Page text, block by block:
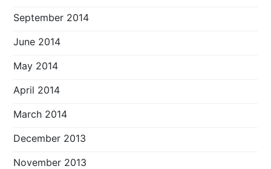
September 2014
June 2014
May 2014
April 2014
March 2014
December 2013
November 2013